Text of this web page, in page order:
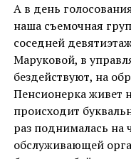
А в день
наша съемочная
соседней
Маруковой, в
бездействуют, на
Пенсионерка живет
происходит
раз поднималась на
обслуживающей